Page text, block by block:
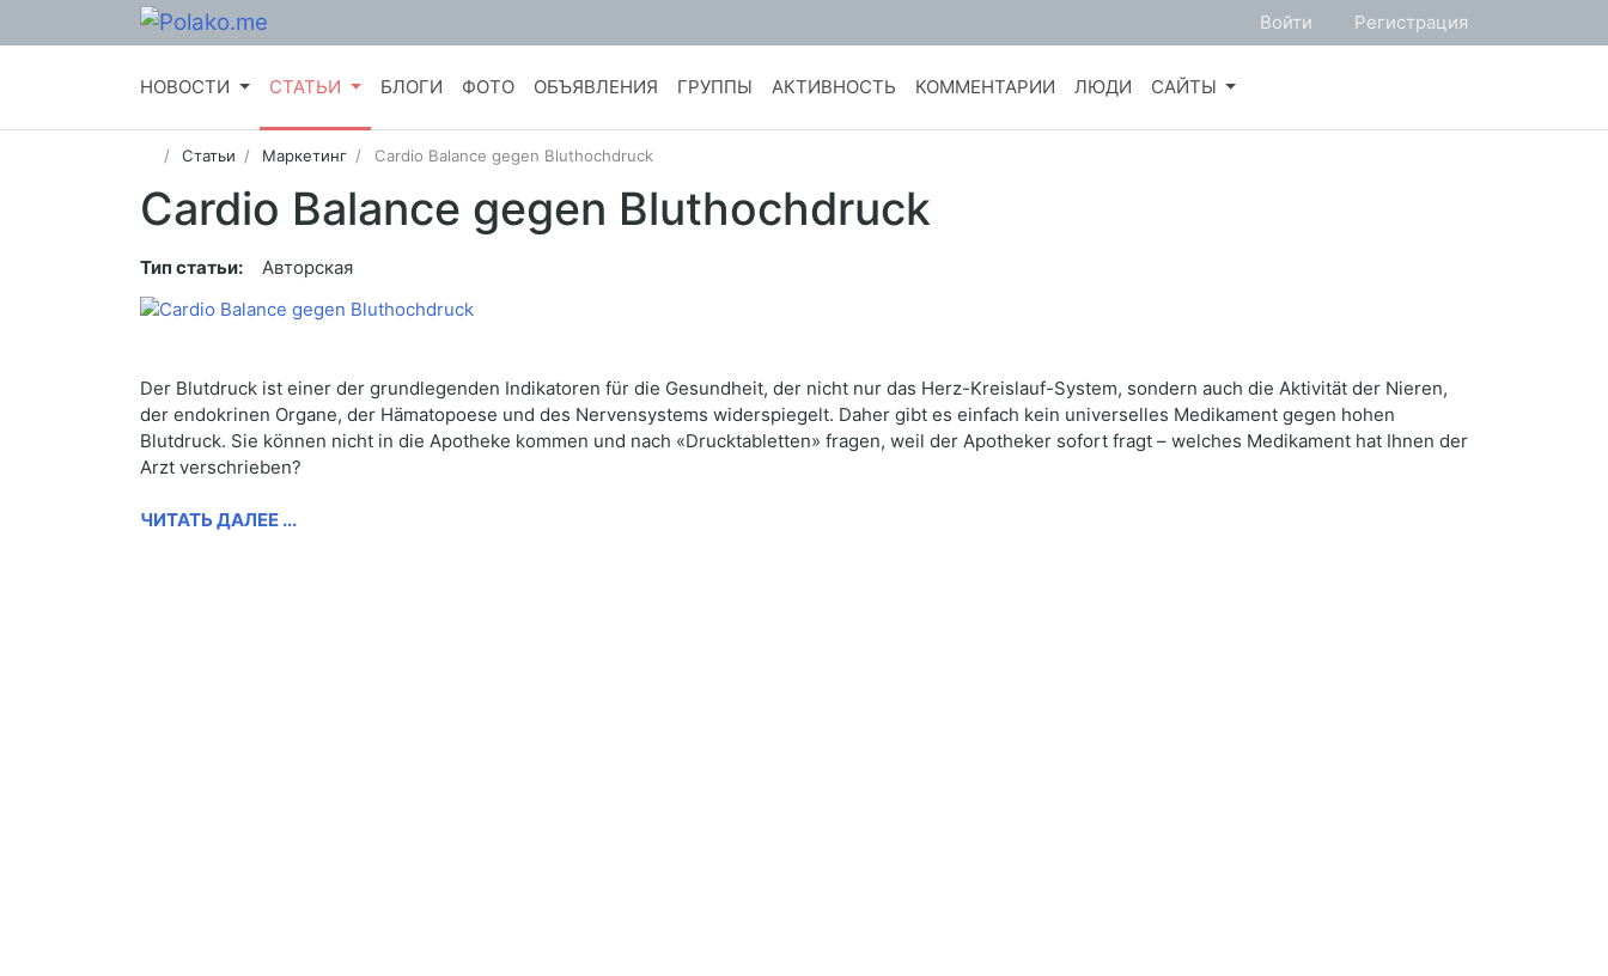
Войти Регистрация
НОВОСТИ СТАТЬИ БЛОГИ ФОТО ОБЪЯВЛЕНИЯ ГРУППЫ АКТИВНОСТЬ КОММЕНТАРИИ ЛЮДИ САЙТЫ
Статьи Маркетинг Cardio Balance gegen Bluthochdruck
Cardio Balance gegen Bluthochdruck
Тип статьи: Авторская
Der Blutdruck ist einer der grundlegenden Indikatoren für die Gesundheit, der nicht nur das Herz-Kreislauf-System, sondern auch die Aktivität der Nieren,
der endokrinen Organe, der Hämatopoese und des Nervensystems widerspiegelt. Daher gibt es einfach kein universelles Medikament gegen hohen
Blutdruck. Sie können nicht in die Apotheke kommen und nach «Drucktabletten» fragen, weil der Apotheker sofort fragt – welches Medikament hat Ihnen der
Arzt verschrieben?
ЧИТАТЬ ДАЛЕЕ ...